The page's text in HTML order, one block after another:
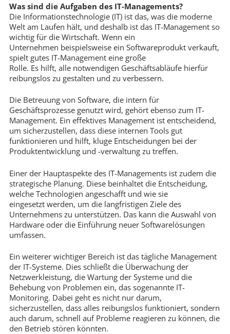
Was sind die Aufgaben des IT-Managements?
Die Informationstechnologie (IT) ist das, was die moderne
Welt am Laufen hält, und deshalb ist das IT-Management so
wichtig für die Wirtschaft. Wenn ein
Unternehmen beispielsweise ein Softwareprodukt verkauft,
spielt gutes IT-Management eine große
Rolle. Es hilft, alle notwendigen Geschäftsabläufe hierfür
reibungslos zu gestalten und zu verbessern.
Die Betreuung von Software, die intern für
Geschäftsprozesse genutzt wird, gehört ebenso zum IT-
Management. Ein effektives Management ist entscheidend,
um sicherzustellen, dass diese internen Tools gut
funktionieren und hilft, kluge Entscheidungen bei der
Produktentwicklung und -verwaltung zu treffen.
Einer der Hauptaspekte des IT-Managements ist zudem die
strategische Planung. Diese beinhaltet die Entscheidung,
welche Technologien angeschafft und wie sie
eingesetzt werden, um die langfristigen Ziele des
Unternehmens zu unterstützen. Das kann die Auswahl von
Hardware oder die Einführung neuer Softwarelösungen
umfassen.
Ein weiterer wichtiger Bereich ist das tägliche Management
der IT-Systeme. Dies schließt die Überwachung der
Netzwerkleistung, die Wartung der Systeme und die
Behebung von Problemen ein, das sogenannte IT-
Monitoring. Dabei geht es nicht nur darum,
sicherzustellen, dass alles reibungslos funktioniert, sondern
auch darum, schnell auf Probleme reagieren zu können, die
den Betrieb stören könnten.